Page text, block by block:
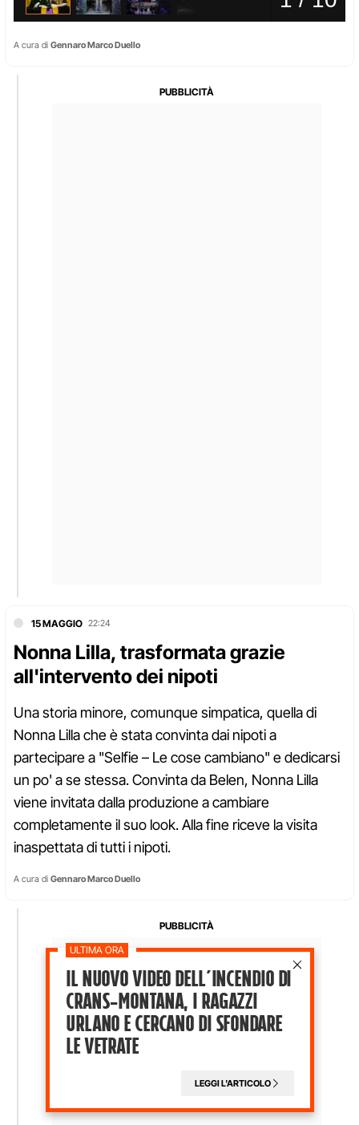
A cura di Gennaro Marco Duello
15 MAGGIO 22:24
Nonna Lilla, trasformata grazie
all'intervento dei nipoti
Una storia minore, comunque simpatica, quella di
Nonna Lilla che è stata convinta dai nipoti a
partecipare a "Selfie – Le cose cambiano" e dedicarsi
un po' a se stessa. Convinta da Belen, Nonna Lilla
viene invitata dalla produzione a cambiare
completamente il suo look. Alla fine riceve la visita
inaspettata di tutti i nipoti.
A cura di Gennaro Marco Duello
Il nuovo video dell’incendio di
Crans-Montana, i ragazzi
Urlano e cercano di sfondare
le vetrate
LEGGI L'ARTICOLO